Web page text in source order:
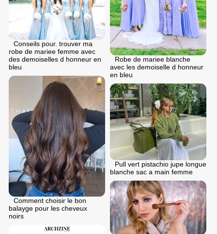
Robe de mariee blanche
avec les demoiselle d honneur
en bleu
Conseils pour. trouver ma
robe de mariee femme avec
des demoiselles d honneur en
bleu
Comment choisir le bon
balayge pour les cheveux
noirs
Pull vert pistachio jupe longue
blanche sac a main femme